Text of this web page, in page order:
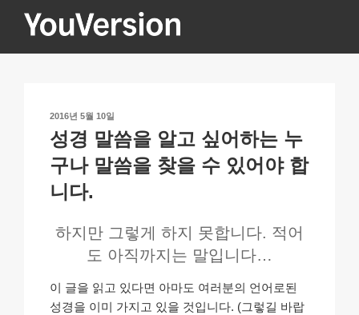
YOUVERSION
작
성
일
자
2016년 5월 10일
성경 말씀을 알고 싶어하는 누
구나 말씀을 찾을 수 있어야 합
니다.
하지만 그렇게 하지 못합니다. 적어
도 아직까지는 말입니다…
이 글을 읽고 있다면 아마도 여러분의 언어로된
성경을 이미 가지고 있을 것입니다. (그렇길 바랍